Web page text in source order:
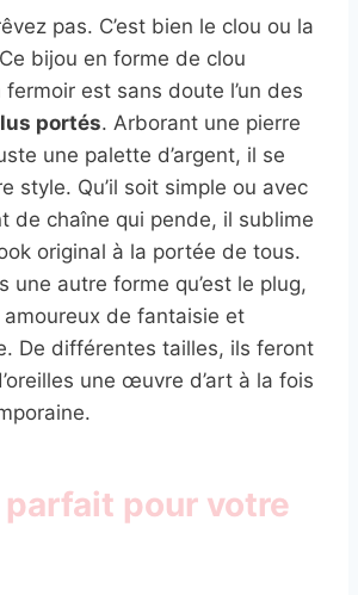
pas. C’est bien le clou ou la
bijou en forme de clou
fermoir est sans doute l’un des
portés. Arborant une pierre
une palette d’argent, il se
style. Qu’il soit simple ou avec
de chaîne qui pende, il sublime
original à la portée de tous.
une autre forme qu’est le plug,
de fantaisie et
De différentes tailles, ils feront
une œuvre d’art à la fois
parfait pour votre